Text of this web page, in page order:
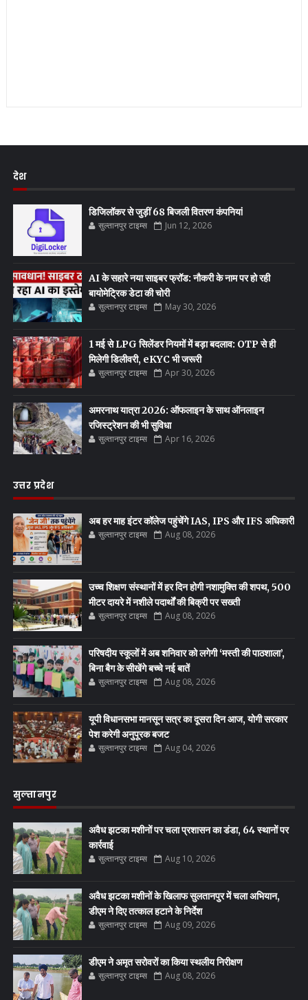
देश
डिजिलॉकर से जुड़ीं 68 बिजली वितरण कंपनियां
सुल्तानपुर टाइम्स Jun 12, 2026
AI के सहारे नया साइबर फ्रॉड: नौकरी के नाम पर हो रही
बायोमेट्रिक डेटा की चोरी
सुल्तानपुर टाइम्स May 30, 2026
1 मई से LPG सिलेंडर नियमों में बड़ा बदलाव: OTP से ही
मिलेगी डिलीवरी, eKYC भी जरूरी
सुल्तानपुर टाइम्स Apr 30, 2026
अमरनाथ यात्रा 2026: ऑफलाइन के साथ ऑनलाइन
रजिस्ट्रेशन की भी सुविधा
सुल्तानपुर टाइम्स Apr 16, 2026
उत्तर प्रदेश
अब हर माह इंटर कॉलेज पहुंचेंगे IAS, IPS और IFS अधिकारी
सुल्तानपुर टाइम्स Aug 08, 2026
उच्च शिक्षण संस्थानों में हर दिन होगी नशामुक्ति की शपथ, 500
मीटर दायरे में नशीले पदार्थों की बिक्री पर सख्ती
सुल्तानपुर टाइम्स Aug 08, 2026
परिषदीय स्कूलों में अब शनिवार को लगेगी ‘मस्ती की पाठशाला’,
बिना बैग के सीखेंगे बच्चे नई बातें
सुल्तानपुर टाइम्स Aug 08, 2026
यूपी विधानसभा मानसून सत्र का दूसरा दिन आज, योगी सरकार
पेश करेगी अनुपूरक बजट
सुल्तानपुर टाइम्स Aug 04, 2026
सुल्तानपुर
अवैध झटका मशीनों पर चला प्रशासन का डंडा, 64 स्थानों पर
कार्रवाई
सुल्तानपुर टाइम्स Aug 10, 2026
अवैध झटका मशीनों के खिलाफ सुलतानपुर में चला अभियान,
डीएम ने दिए तत्काल हटाने के निर्देश
सुल्तानपुर टाइम्स Aug 09, 2026
डीएम ने अमृत सरोवरों का किया स्थलीय निरीक्षण
सुल्तानपुर टाइम्स Aug 08, 2026